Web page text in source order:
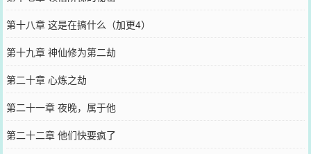
第十八章 这是在搞什么（加更4）
第十九章 神仙修为第二劫
第二十章 心炼之劫
第二十一章 夜晚，属于他
第二十二章 他们快要疯了